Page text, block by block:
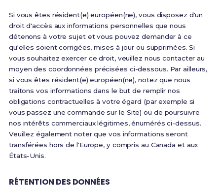
Si vous êtes résident(e) européen(ne), vous disposez d'un
droit d'accès aux informations personnelles que nous
détenons à votre sujet et vous pouvez demander à ce
qu'elles soient corrigées, mises à jour ou supprimées. Si
vous souhaitez exercer ce droit, veuillez nous contacter au
moyen des coordonnées précisées ci-dessous. Par ailleurs,
si vous êtes résident(e) européen(ne), notez que nous
traitons vos informations dans le but de remplir nos
obligations contractuelles à votre égard (par exemple si
vous passez une commande sur le Site) ou de poursuivre
nos intérêts commerciaux légitimes, énumérés ci-dessus.
Veuillez également noter que vos informations seront
transférées hors de l'Europe, y compris au Canada et aux
États-Unis.
RÉTENTION DES DONNÉES